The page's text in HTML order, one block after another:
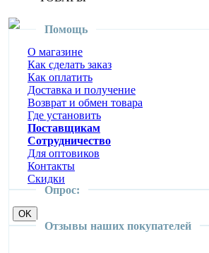
Помощь
О магазине
Как сделать заказ
Как оплатить
Доставка и получение
Возврат и обмен товара
Где установить
Поставщикам
Сотрудничество
Для оптовиков
Контакты
Cкидки
Опрос:
Отзывы наших покупателей